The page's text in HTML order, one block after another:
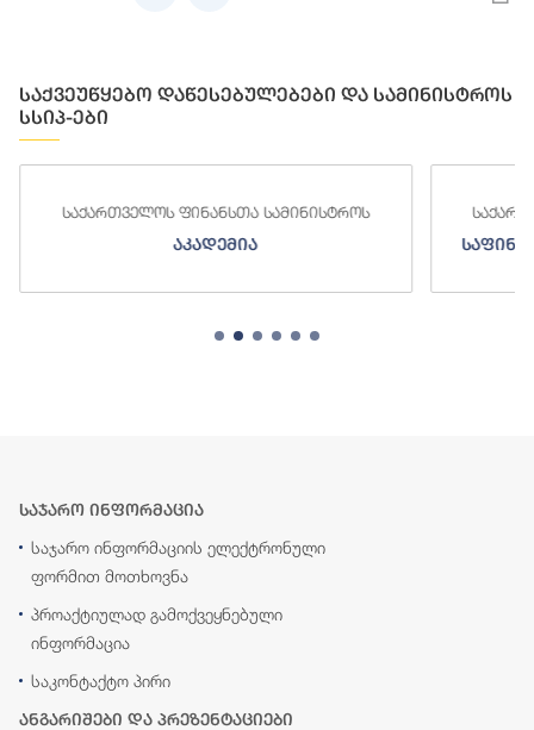
საქვეუწყებო დაწესებულებები და სამინისტროს
სსიპ-ები
საქართველოს ფინანსთა სამინისტროს
აკადემია
საჯარო ინფორმაცია
საჯარო ინფორმაციის ელექტრონული
ფორმით მოთხოვნა
პროაქტიულად გამოქვეყნებული
ინფორმაცია
საკონტაქტო პირი
ანგარიშები და პრეზენტაციები